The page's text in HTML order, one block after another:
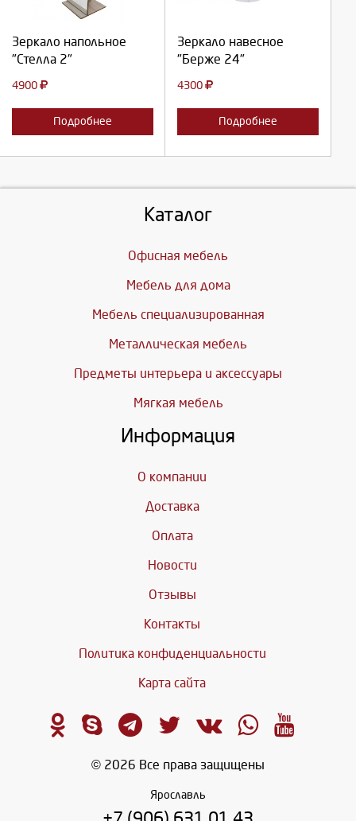
Зеркало напольное
"Стелла 2"
4900
Подробнее
Отмена
Зеркало навесное
"Берже 24"
4300
Подробнее
Отмена
Каталог
Офисная мебель
Мебель для дома
Мебель специализированная
Металлическая мебель
Предметы интерьера и аксессуары
Мягкая мебель
Информация
О компании
Доставка
Оплата
Новости
Отзывы
Контакты
Политика конфиденциальности
Карта сайта
© 2026 Все права защищены
Ярославль